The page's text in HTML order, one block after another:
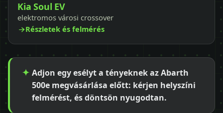
Kia Soul EV
elektromos városi crossover
Részletek és felmérés
Adjon egy esélyt a tényeknek az Abarth
500e megvásárlása előtt: kérjen helyszíni
felmérést, és döntsön nyugodtan.